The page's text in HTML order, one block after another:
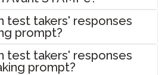
(APT) 보고서 가이드
케일 점수 가이드를 위해
시험 응시자 가이드
가이드
(APT) 응시자 가이드
가이드
는 질문들
묻는 질문
는 질문
질문
문들
test takers' responses
prompt?
test takers' responses
prompt?